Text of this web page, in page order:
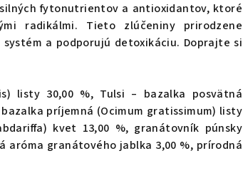
fytonutrientov a antioxidantov, ktoré
radikálmi. Tieto zlúčeniny prirodzene
a podporujú detoxikáciu. Doprajte si
listy 30,00 %, Tulsi – bazalka posvätná
príjemná (Ocimum gratissimum) listy
kvet 13,00 %, granátovník púnsky
aróma granátového jablka 3,00 %, prírodná